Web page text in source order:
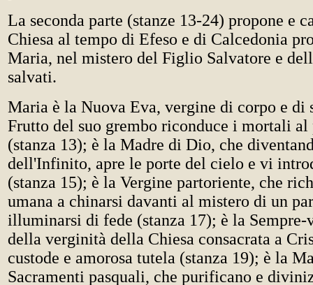
La seconda parte (stanze 13-24) propone e
Chiesa al tempo di Efeso e di Calcedonia
Maria, nel mistero del Figlio Salvatore e
salvati.
Maria è la Nuova Eva, vergine di corpo e di
Frutto del suo grembo riconduce i mortali al
(stanza 13); è la Madre di Dio, che
dell'Infinito, apre le porte del cielo e vi
(stanza 15); è la Vergine partoriente, che
umana a chinarsi davanti al mistero di un
illuminarsi di fede (stanza 17); è la
della verginità della Chiesa consacrata a
custode e amorosa tutela (stanza 19); è la
Sacramenti pasquali, che purificano e